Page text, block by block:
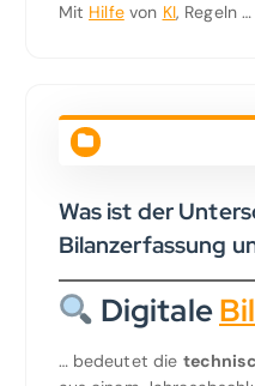
Mit Hilfevon KI, Regeln
Was ist der
Bilanzerfassung
Digitale
… bedeutet die